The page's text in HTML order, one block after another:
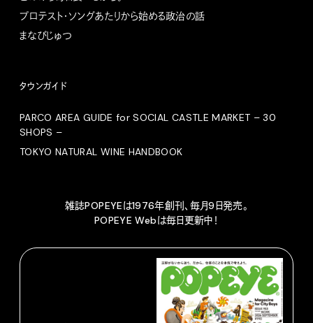
プロテスト・ソングあたりから始める政治の話
まなびじゅつ
タウンガイド
PARCO AREA GUIDE for SOCIAL CASTLE MARKET – 30
SHOPS –
TOKYO NATURAL WINE HANDBOOK
雑誌POPEYEは1976年創刊、毎月9日発売。
POPEYE Webは毎日更新中！